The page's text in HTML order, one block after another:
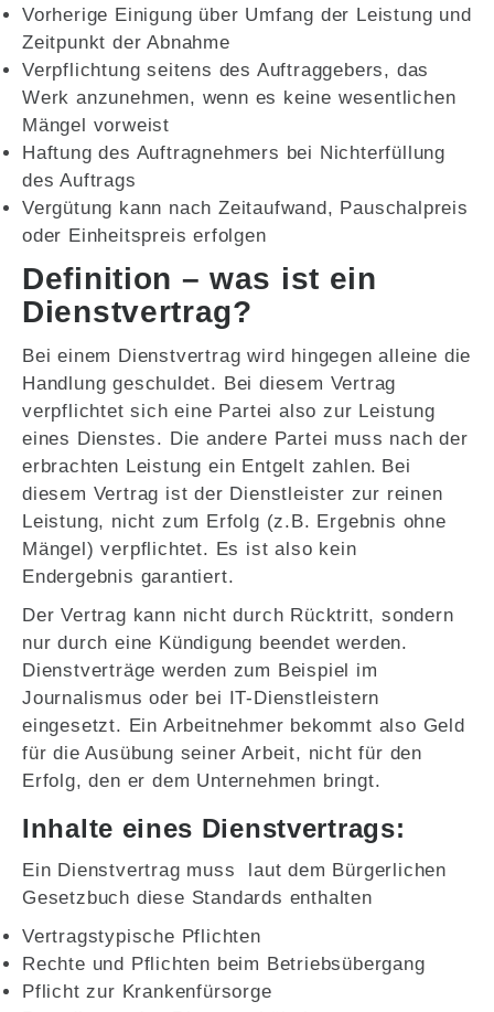
Vorherige Einigung über Umfang der Leistung und
Zeitpunkt der Abnahme
Verpflichtung seitens des Auftraggebers, das
Werk anzunehmen, wenn es keine wesentlichen
Mängel vorweist
Haftung des Auftragnehmers bei Nichterfüllung
des Auftrags
Vergütung kann nach Zeitaufwand, Pauschalpreis
oder Einheitspreis erfolgen
Definition – was ist ein
Dienstvertrag?
Bei einem Dienstvertrag wird hingegen alleine die
Handlung geschuldet. Bei diesem Vertrag
verpflichtet sich eine Partei also zur Leistung
eines Dienstes. Die andere Partei muss nach der
erbrachten Leistung ein Entgelt zahlen. Bei
diesem Vertrag ist der Dienstleister zur reinen
Leistung, nicht zum Erfolg (z.B. Ergebnis ohne
Mängel) verpflichtet. Es ist also kein
Endergebnis garantiert.
Der Vertrag kann nicht durch Rücktritt, sondern
nur durch eine Kündigung beendet werden.
Dienstverträge werden zum Beispiel im
Journalismus oder bei IT-Dienstleistern
eingesetzt. Ein Arbeitnehmer bekommt also Geld
für die Ausübung seiner Arbeit, nicht für den
Erfolg, den er dem Unternehmen bringt.
Inhalte eines Dienstvertrags:
Ein Dienstvertrag muss laut dem Bürgerlichen
Gesetzbuch diese Standards enthalten
Vertragstypische Pflichten
Rechte und Pflichten beim Betriebsübergang
Pflicht zur Krankenfürsorge